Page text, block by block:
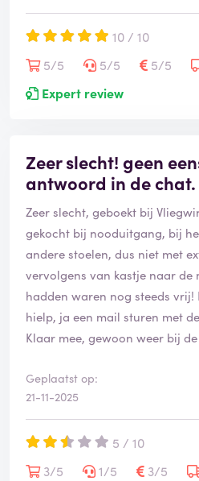
10 / 10
5/5
5/5 5/5
Expert review
Zeer slecht! geen
antwoord in de chat.
Zeer slecht, geboekt bij
gekocht bij nooduitgang, bij
andere stoelen, dus niet met
vervolgens van kastje naar de
hadden waren nog steeds vrij!
hielp, ja een mail sturen met
Klaar mee, gewoon weer bij
Geplaatst op:
21-11-2025
5 / 10
3/5
1/5 3/5